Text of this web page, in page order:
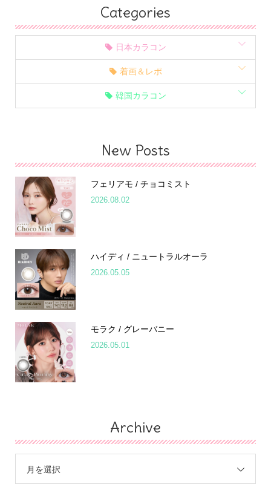
Categories
日本カラコン
着画＆レポ
韓国カラコン
New Posts
フェリアモ / チョコミスト
2026.08.02
ハイディ / ニュートラルオーラ
2026.05.05
モラク / グレーバニー
2026.05.01
Archive
月を選択